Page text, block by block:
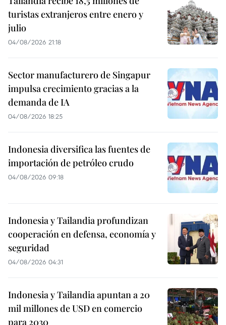
turistas extranjeros entre enero y
julio
04/08/2026 21:18
Sector manufacturero de Singapur
impulsa crecimiento gracias a la
demanda de IA
04/08/2026 18:25
Indonesia diversifica las fuentes de
importación de petróleo crudo
04/08/2026 09:18
Indonesia y Tailandia profundizan
cooperación en defensa, economía y
seguridad
04/08/2026 04:31
Indonesia y Tailandia apuntan a 20
mil millones de USD en comercio
para 2030